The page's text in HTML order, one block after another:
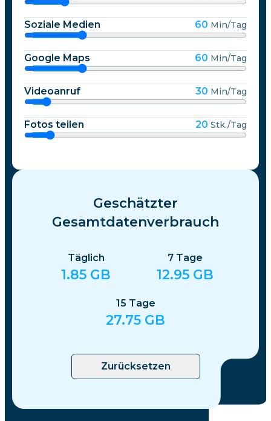
Soziale Medien 60 Min/Tag
Google Maps 60 Min/Tag
Videoanruf 30 Min/Tag
Fotos teilen 20 Stk./Tag
Geschätzter
Gesamtdatenverbrauch
Täglich
1.85 GB
7 Tage
12.95 GB
15 Tage
27.75 GB
Zurücksetzen